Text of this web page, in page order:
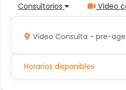
Consultorios Vídeo
Vídeo Consulta - pre-
Horarios disponibles